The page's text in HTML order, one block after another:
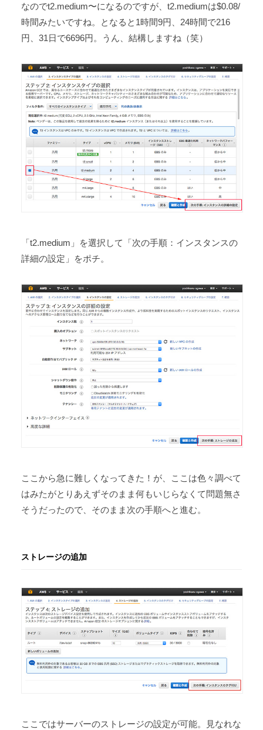
なのでt2.medium〜になるのですが、t2.mediumは$0.08/
時間みたいですね。となると1時間9円、24時間で216
円、31日で6696円。うん、結構しますね（笑）
「t2.medium」を選択して「次の手順：インスタンスの
詳細の設定」をポチ。
ここから急に難しくなってきた！が、ここは色々調べて
はみたがとりあえずそのまま何もいじらなくて問題無さ
そうだったので、そのまま次の手順へと進む。
ストレージの追加
ここではサーバーのストレージの設定が可能。見なれな